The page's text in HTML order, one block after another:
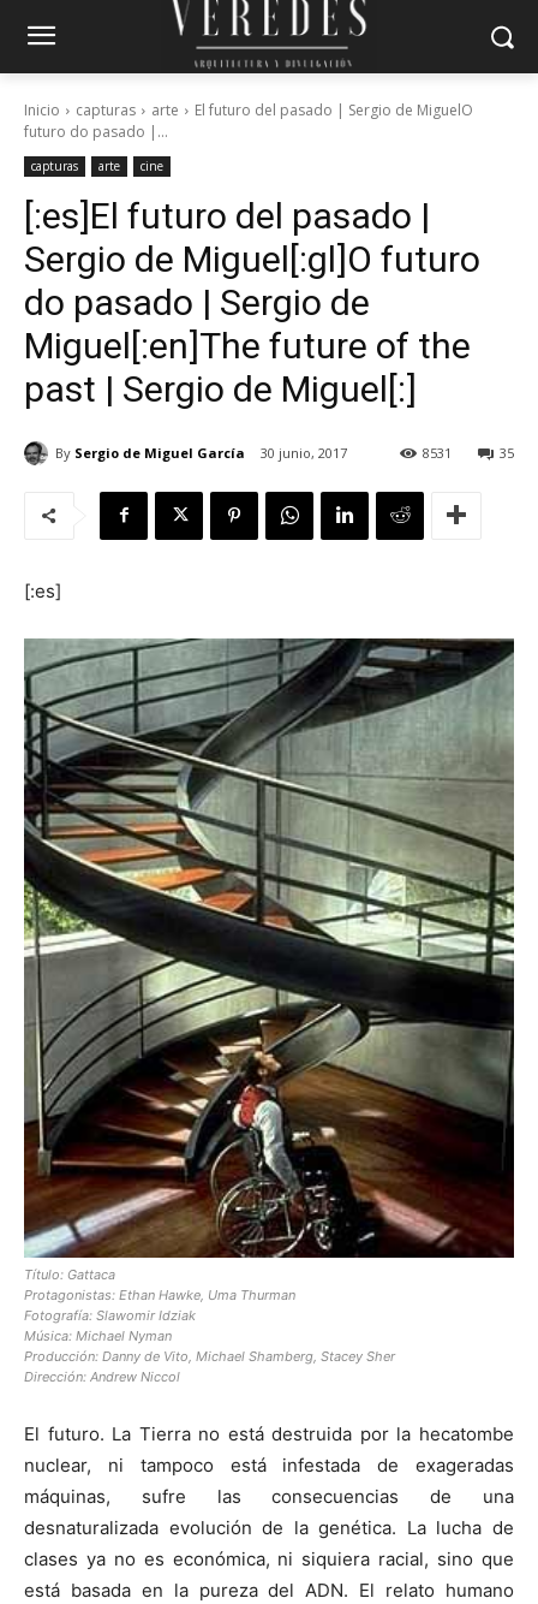
Inicio capturas arte
El futuro del pasado | Sergio de MiguelO
futuro do pasado |...
capturas arte cine
[:es]El futuro del pasado |
Sergio de Miguel[:gl]O futuro
do pasado | Sergio de
Miguel[:en]The future of the
past | Sergio de Miguel[:]
By Sergio de Miguel García 30 junio, 2017 35
8531
[:es]
Título: Gattaca
Protagonistas: Ethan Hawke, Uma Thurman
Fotografía: Slawomir Idziak
Música: Michael Nyman
Producción: Danny de Vito, Michael Shamberg, Stacey Sher
Dirección: Andrew Niccol
El futuro. La Tierra no está destruida por la hecatombe
nuclear, ni tampoco está infestada de exageradas
máquinas, sufre las consecuencias de una
desnaturalizada evolución de la genética. La lucha de
clases ya no es económica, ni siquiera racial, sino que
está basada en la pureza del ADN. El relato humano